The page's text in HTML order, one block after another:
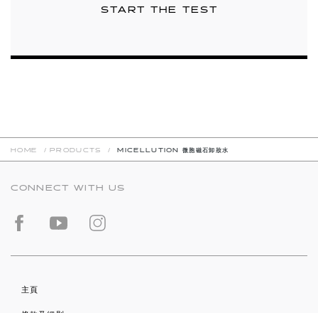
START THE TEST
HOME /PRODUCTS / MICELLUTION 微胞磁石卸妝水
CONNECT WITH US
主頁